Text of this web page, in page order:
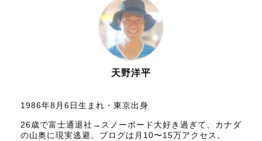
天野洋平
1986年8月6日生まれ・東京出身
26歳で富士通退社→スノーボード大好き過ぎて、カナダ
の山奥に現実逃避。ブログは月10〜15万アクセス。